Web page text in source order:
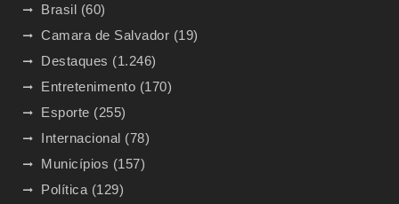
Brasil (60)
Camara de Salvador (19)
Destaques (1.246)
Entretenimento (170)
Esporte (255)
Internacional (78)
Municípios (157)
Política (129)